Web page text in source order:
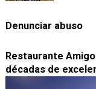
Denunciar abuso
Restaurante
décadas de